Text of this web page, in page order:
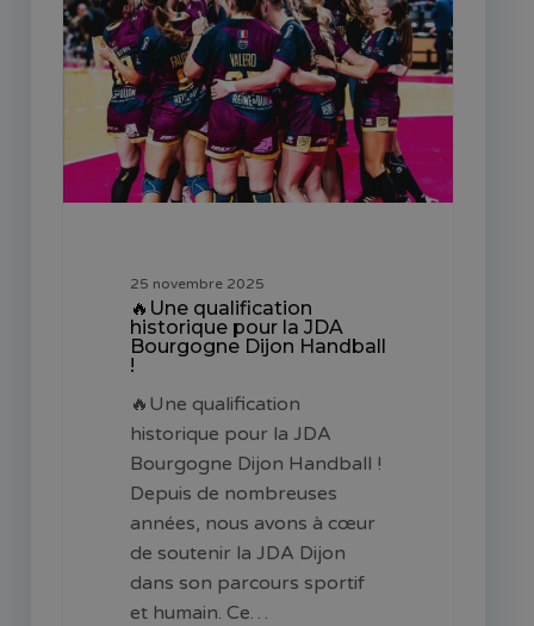
qualification
historique
pour
Bourgogne
25 novembre 2025
🔥Une qualification
historique pour la JDA
Bourgogne Dijon Handball
!
🔥Une qualification
historique pour la JDA
Bourgogne Dijon Handball !
Depuis de nombreuses
années, nous avons à cœur
de soutenir la JDA Dijon
dans son parcours sportif
et humain. Ce…